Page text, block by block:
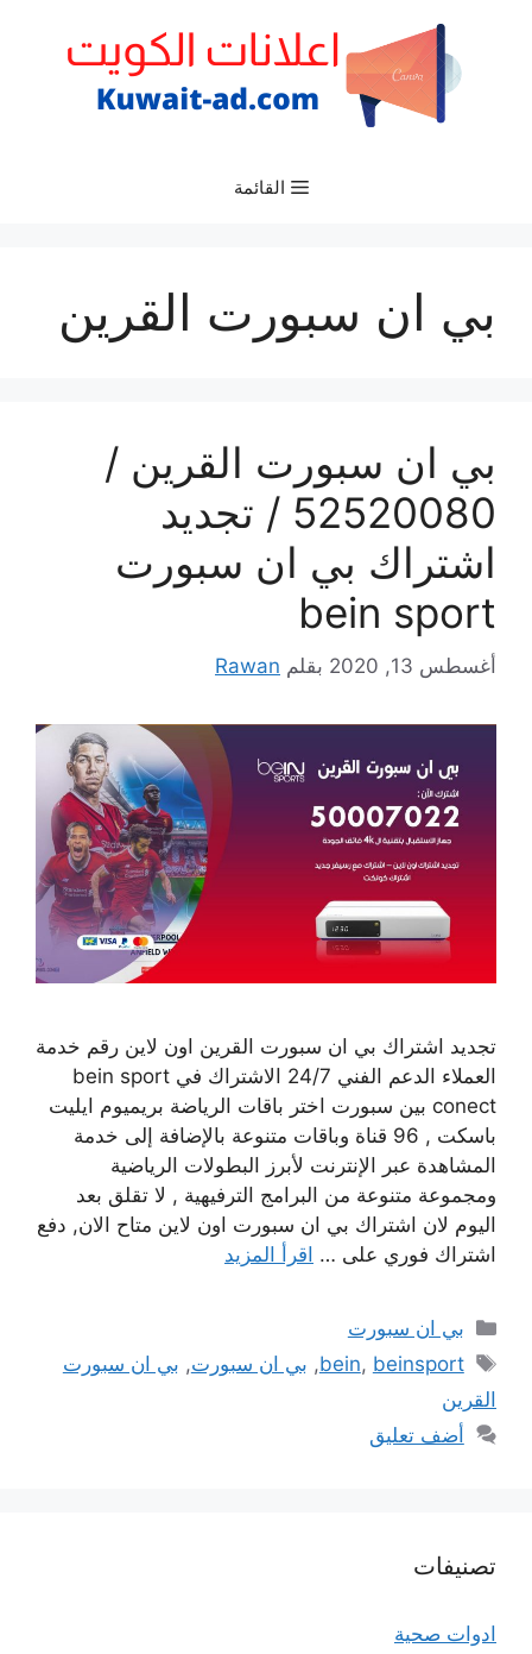
القائمة
بي ان سبورت القرين
بي ان سبورت القرين /
52520080 / تجديد
اشتراك بي ان سبورت
bein sport
أغسطس 13, 2020 بقلم Rawan
تجديد اشتراك بي ان سبورت القرين اون لاين رقم خدمة
العملاء الدعم الفني 24/7 الاشتراك في bein sport
conect بين سبورت اختر باقات الرياضة بريميوم ايليت
باسكت , 96 قناة وباقات متنوعة بالإضافة إلى خدمة
المشاهدة عبر الإنترنت لأبرز البطولات الرياضية
ومجموعة متنوعة من البرامج الترفيهية , لا تقلق بعد
اليوم لان اشتراك بي ان سبورت اون لاين متاح الان, دفع
اشتراك فوري على … اقرأ المزيد
التصنيفات
بي ان سبورت
الوسوم
bein, beinsport
, بي ان سبورت, بي ان سبورت
القرين
أضف تعليق
تصنيفات
ادوات صحية